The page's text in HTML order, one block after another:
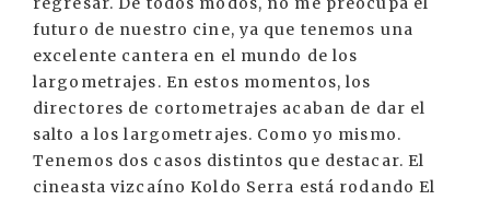
futuro de nuestro cine, ya que tenemos una
excelente cantera en el mundo de los
largometrajes. En estos momentos, los
directores de cortometrajes acaban de dar el
salto a los largometrajes. Como yo mismo.
Tenemos dos casos distintos que destacar. El
cineasta vizcaíno Koldo Serra está rodando El